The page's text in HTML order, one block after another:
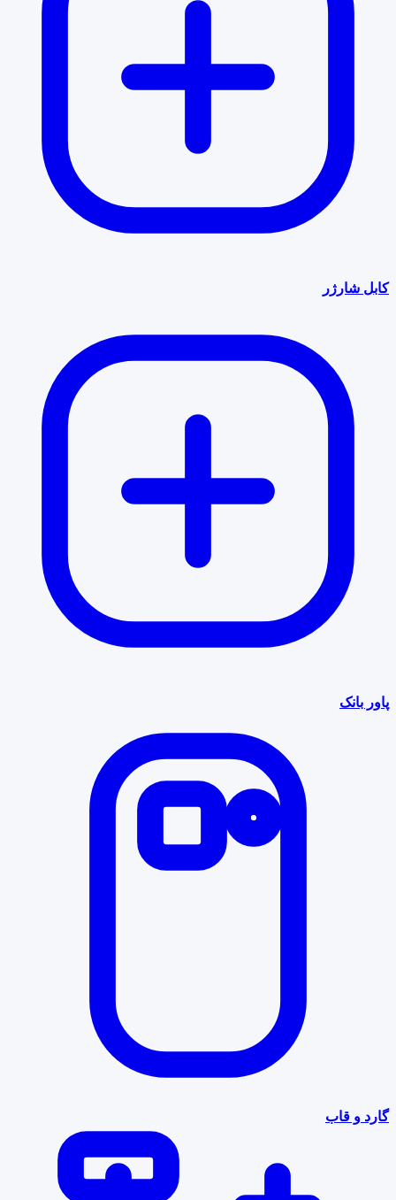
کابل شارژر
پاور بانک
گارد و قاب